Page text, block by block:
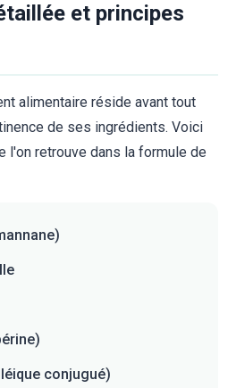
et principes
alimentaire réside avant tout
de ses ingrédients. Voici
l'on retrouve dans la formule de
conjugué)